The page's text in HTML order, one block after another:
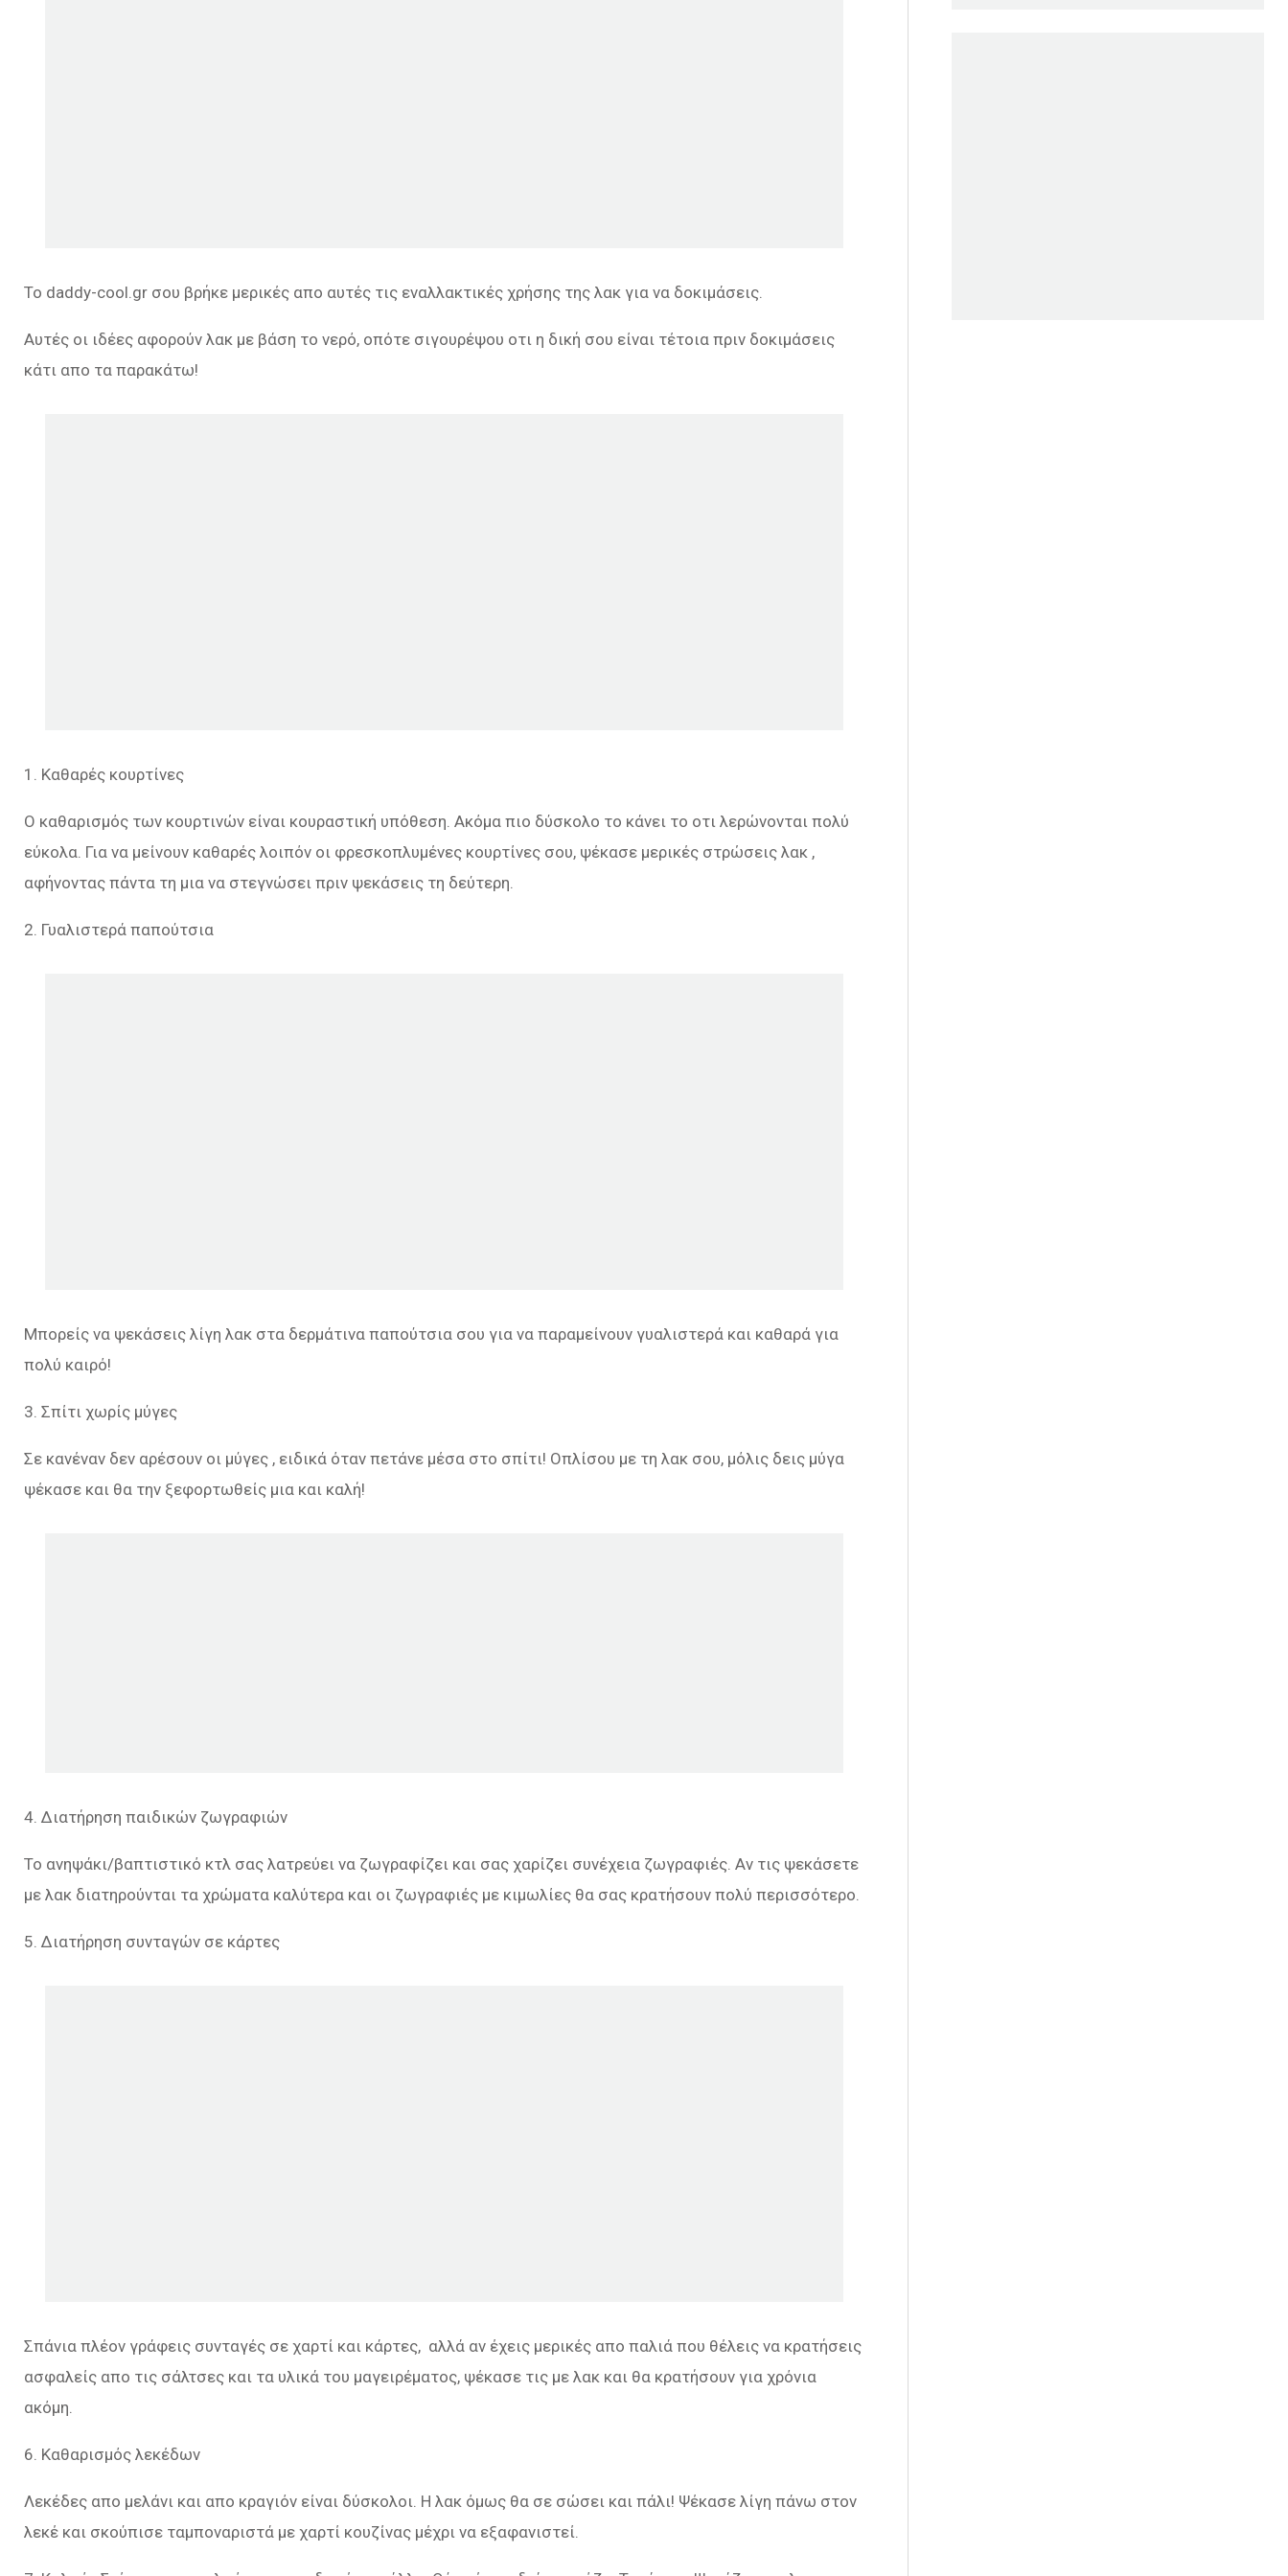
Το daddy-cool.gr σου βρήκε μερικές απο αυτές τις εναλλακτικές χρήσης της λακ για να δοκιμάσεις.
Αυτές οι ιδέες αφορούν λακ με βάση το νερό, οπότε σιγουρέψου οτι η δική σου είναι τέτοια πριν δοκιμάσεις
κάτι απο τα παρακάτω!
1. Καθαρές κουρτίνες
Ο καθαρισμός των κουρτινών είναι κουραστική υπόθεση. Ακόμα πιο δύσκολο το κάνει το οτι λερώνονται πολύ
εύκολα. Για να μείνουν καθαρές λοιπόν οι φρεσκοπλυμένες κουρτίνες σου, ψέκασε μερικές στρώσεις λακ ,
αφήνοντας πάντα τη μια να στεγνώσει πριν ψεκάσεις τη δεύτερη.
2. Γυαλιστερά παπούτσια
Μπορείς να ψεκάσεις λίγη λακ στα δερμάτινα παπούτσια σου για να παραμείνουν γυαλιστερά και καθαρά για
πολύ καιρό!
3. Σπίτι χωρίς μύγες
Σε κανέναν δεν αρέσουν οι μύγες , ειδικά όταν πετάνε μέσα στο σπίτι! Οπλίσου με τη λακ σου, μόλις δεις μύγα
ψέκασε και θα την ξεφορτωθείς μια και καλή!
4. Διατήρηση παιδικών ζωγραφιών
Το ανηψάκι/βαπτιστικό κτλ σας λατρεύει να ζωγραφίζει και σας χαρίζει συνέχεια ζωγραφιές. Αν τις ψεκάσετε
με λακ διατηρούνται τα χρώματα καλύτερα και οι ζωγραφιές με κιμωλίες θα σας κρατήσουν πολύ περισσότερο.
5. Διατήρηση συνταγών σε κάρτες
Σπάνια πλέον γράφεις συνταγές σε χαρτί και κάρτες, αλλά αν έχεις μερικές απο παλιά που θέλεις να κρατήσεις
ασφαλείς απο τις σάλτσες και τα υλικά του μαγειρέματος, ψέκασε τις με λακ και θα κρατήσουν για χρόνια
ακόμη.
6. Καθαρισμός λεκέδων
Λεκέδες απο μελάνι και απο κραγιόν είναι δύσκολοι. Η λακ όμως θα σε σώσει και πάλι! Ψέκασε λίγη πάνω στον
λεκέ και σκούπισε ταμποναριστά με χαρτί κουζίνας μέχρι να εξαφανιστεί.